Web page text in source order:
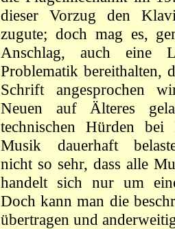
dieser Vorzug den
zugute; doch mag es,
Anschlag, auch eine
Problematik bereithalten,
Schrift angesprochen
Neuen auf Älteres
technischen Hürden
Musik dauerhaft
nicht so sehr, dass alle
handelt sich nur um
Doch kann man die
übertragen und